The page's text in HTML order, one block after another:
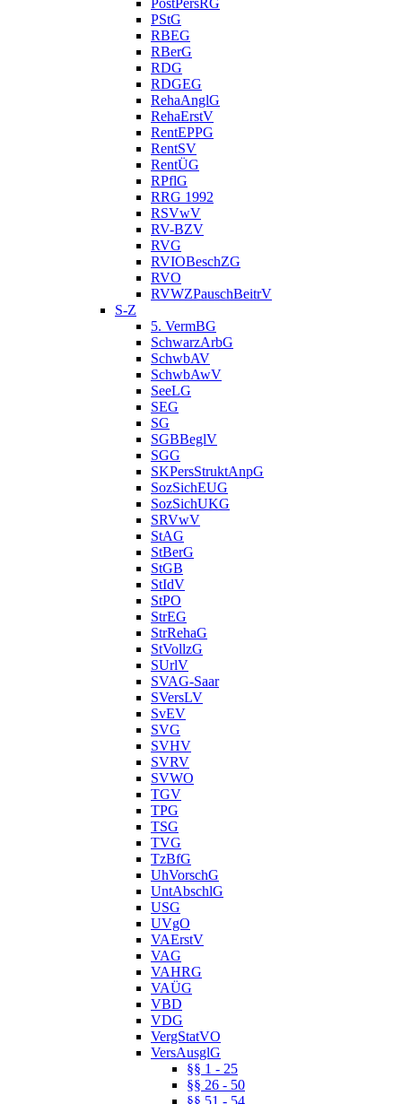
PStG
RBEG
RBerG
RDG
RDGEG
RehaAnglG
RehaErstV
RentEPPG
RentSV
RentÜG
RPflG
RRG 1992
RSVwV
RV-BZV
RVG
RVIOBeschZG
RVO
RVWZPauschBeitrV
S-Z
5. VermBG
SchwarzArbG
SchwbAV
SchwbAwV
SeeLG
SEG
SG
SGBBeglV
SGG
SKPersStruktAnpG
SozSichEUG
SozSichUKG
SRVwV
StAG
StBerG
StGB
StIdV
StPO
StrEG
StrRehaG
StVollzG
SUrlV
SVAG-Saar
SVersLV
SvEV
SVG
SVHV
SVRV
SVWO
TGV
TPG
TSG
TVG
TzBfG
UhVorschG
UntAbschlG
USG
UVgO
VAErstV
VAG
VAHRG
VAÜG
VBD
VDG
VergStatVO
VersAusglG
§§ 1 - 25
§§ 26 - 50
§§ 51 - 54